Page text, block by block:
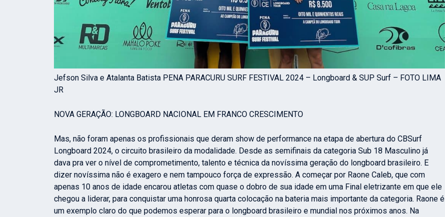
Jefson Silva e Atalanta Batista PENA PARACURU SURF FESTIVAL 2024 – Longboard & SUP Surf – FOTO LIMA
JR
NOVA GERAÇÃO: LONGBOARD NACIONAL EM FRANCO CRESCIMENTO
Mas, não foram apenas os profissionais que deram show de performance na etapa de abertura do CBSurf
Longboard 2024, o circuito brasileiro da modalidade. Desde as semifinais da categoria Sub 18 Masculino já
dava pra ver o nível de comprometimento, talento e técnica da novíssima geração do longboard brasileiro. E
dizer novíssima não é exagero e nem tampouco força de expressão. A começar por Raone Caleb, que com
apenas 10 anos de idade encarou atletas com quase o dobro de sua idade em uma Final eletrizante em que ele
chegou a liderar, para conquistar uma honrosa quarta colocação na bateria mais importante da categoria. Raone é
um exemplo claro do que podemos esperar para o longboard brasileiro e mundial nos próximos anos. Na